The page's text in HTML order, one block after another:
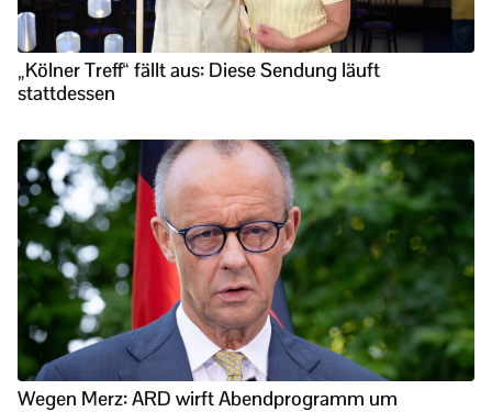
„Kölner Treff“ fällt aus: Diese Sendung läuft
stattdessen
Wegen Merz: ARD wirft Abendprogramm um